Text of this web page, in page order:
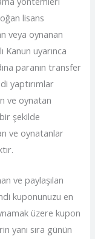
lisans
veya oynanan
Kanun uyarınca
paranın transfer
yaptırımlar
ve oynatan
şekilde
ve oynatanlar
ve paylaşılan
kuponunuzu en
üzere kupon
yanı sıra günün